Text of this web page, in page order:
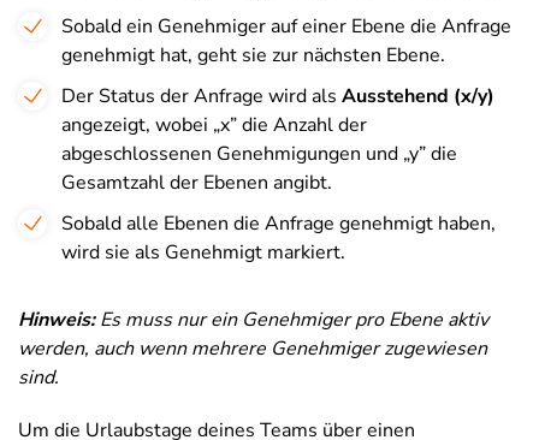
Sobald ein Genehmiger auf einer Ebene die Anfrage
genehmigt hat, geht sie zur nächsten Ebene.
Der Status der Anfrage wird als Ausstehend (x/y)
angezeigt, wobei „x” die Anzahl der
abgeschlossenen Genehmigungen und „y” die
Gesamtzahl der Ebenen angibt.
Sobald alle Ebenen die Anfrage genehmigt haben,
wird sie als Genehmigt markiert.
Hinweis:Es muss nur ein Genehmiger pro Ebene aktiv
werden, auch wenn mehrere Genehmiger zugewiesen
sind.
Um die Urlaubstage deines Teams über einen